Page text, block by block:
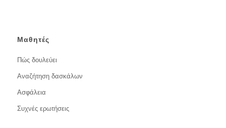
Μαθητές
Πώς δουλεύει
Αναζήτηση δασκάλων
Ασφάλεια
Συχνές ερωτήσεις